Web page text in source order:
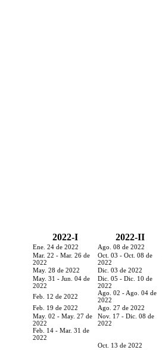
2022-I 2022-II
Ene. 24 de 2022 Ago. 08 de 2022
Mar. 22 - Mar. 26 de
2022
Oct. 03 - Oct. 08 de
2022
May. 28 de 2022 Dic. 03 de 2022
May. 31 - Jun. 04 de
2022
Dic. 05 - Dic. 10 de
2022
Feb. 12 de 2022
Ago. 02 - Ago. 04 de
2022
Feb. 19 de 2022 Ago. 27 de 2022
May. 02 - May. 27 de
2022
Nov. 17 - Dic. 08 de
2022
Feb. 14 - Mar. 31 de
2022
Oct. 13 de 2022